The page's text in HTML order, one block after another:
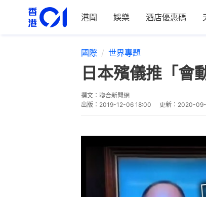
港聞 娛樂 酒店優惠碼
國際 世界專題
日本殯儀推「
撰文： 聯合新聞網
出版： 2019-12-06 18:00 更新： 2020-